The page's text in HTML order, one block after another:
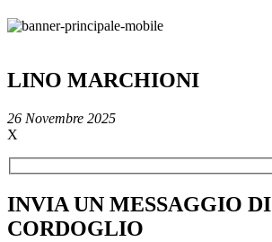
LINO MARCHIONI
26 Novembre 2025
X
INVIA UN MESSAGGIO DI
CORDOGLIO